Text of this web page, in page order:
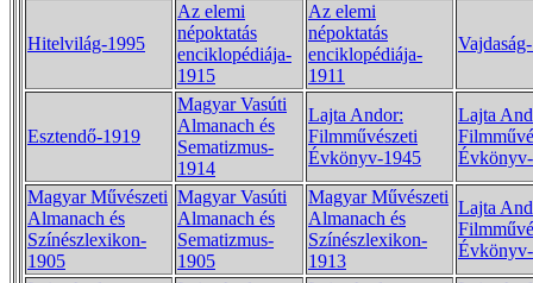
Hitelvilág-1995
Az elemi
népoktatás
enciklopédiája-
1915
Az elemi
népoktatás
enciklopédiája-
1911
Esztendő-1919
Magyar Vasúti
Almanach és
Sematizmus-
1914
Lajta Andor:
Filmművészeti
Évkönyv-1945
Lajta
Magyar Művészeti
Almanach és
Színészlexikon-
1905
Magyar Vasúti
Almanach és
Sematizmus-
1905
Magyar Művészeti
Almanach és
Színészlexikon-
1913
Lajta